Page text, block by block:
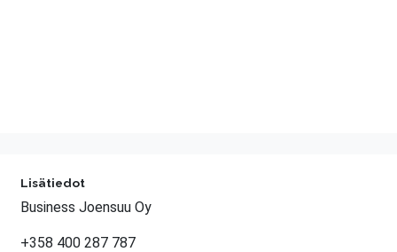
Lisätiedot
Business Joensuu Oy
+358 400 287 787